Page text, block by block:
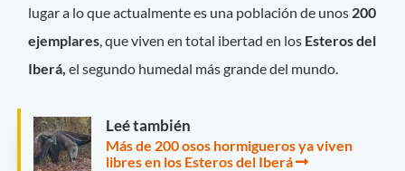
lugar a lo que actualmente es una población de unos 200
ejemplares, que viven en total ibertad en los Esteros del
Iberá,el segundo humedal más grande del mundo.
Leé también
Más de 200 osos hormigueros ya viven
libres en los Esteros del Iberá